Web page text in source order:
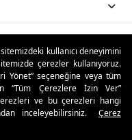
kullanıcı deneyimini
çerezler kullanıyoruz.
Yönet” seçeneğine veya tüm
“Tüm Çerezlere İzin Ver”
ve bu çerezleri hangi
inceleyebilirsiniz.
Çerez